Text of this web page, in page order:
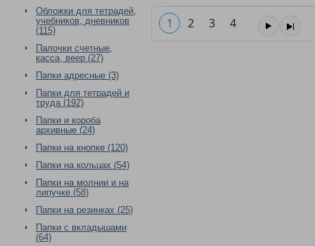
Обложки для тетрадей,
учебников, дневников
(115)
Палочки счетные,
касса, веер (27)
Папки адресные (3)
Папки для тетрадей и
труда (192)
Папки и короба
архивные (24)
Папки на кнопке (120)
Папки на кольцах (54)
Папки на молнии и на
липучке (58)
Папки на резинках (25)
Папки с вкладышами
(64)
1 2 3 4